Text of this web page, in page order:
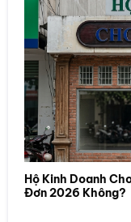
Hộ Kinh Doanh
Đơn 2026 Không?